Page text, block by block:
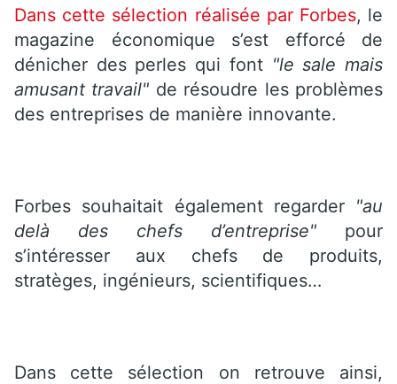
Dans cette sélection réalisée par Forbes, le
magazine économique s’est efforcé de
dénicher des perles qui font"le sale mais
amusant travail" de résoudre les problèmes
des entreprises de manière innovante.
Forbes souhaitait également regarder"au
delà des chefs d’entreprise" pour
s’intéresser aux chefs de produits,
stratèges, ingénieurs, scientifiques…
Dans cette sélection on retrouve ainsi,